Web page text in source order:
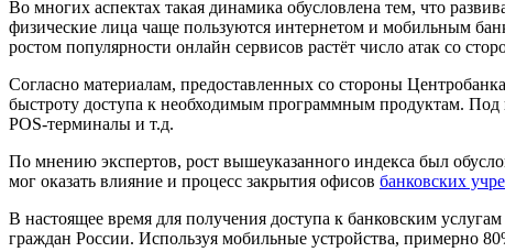
Во многих аспектах такая динамика обусловлена тем, что
физические лица чаще пользуются интернетом и мобильным
ростом популярности онлайн сервисов растёт число атак со
Согласно материалам, предоставленных со стороны
быстроту доступа к необходимым программным продуктам.
POS-терминалы и т.д.
По мнению экспертов, рост вышеуказанного индекса был
мог оказать влияние и процесс закрытия офисов банковских
В настоящее время для получения доступа к банковским
граждан России. Используя мобильные устройства, примерно